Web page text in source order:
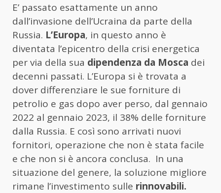
E’ passato esattamente un anno
dall’invasione dell’Ucraina da parte della
Russia. L’Europa, in questo anno è
diventata l’epicentro della crisi energetica
per via della sua dipendenza da Mosca dei
decenni passati. L’Europa si è trovata a
dover differenziare le sue forniture di
petrolio e gas dopo aver perso, dal gennaio
2022 al gennaio 2023, il 38% delle forniture
dalla Russia. E così sono arrivati nuovi
fornitori, operazione che non è stata facile
e che non si è ancora conclusa. In una
situazione del genere, la soluzione migliore
rimane l’investimento sulle rinnovabili.